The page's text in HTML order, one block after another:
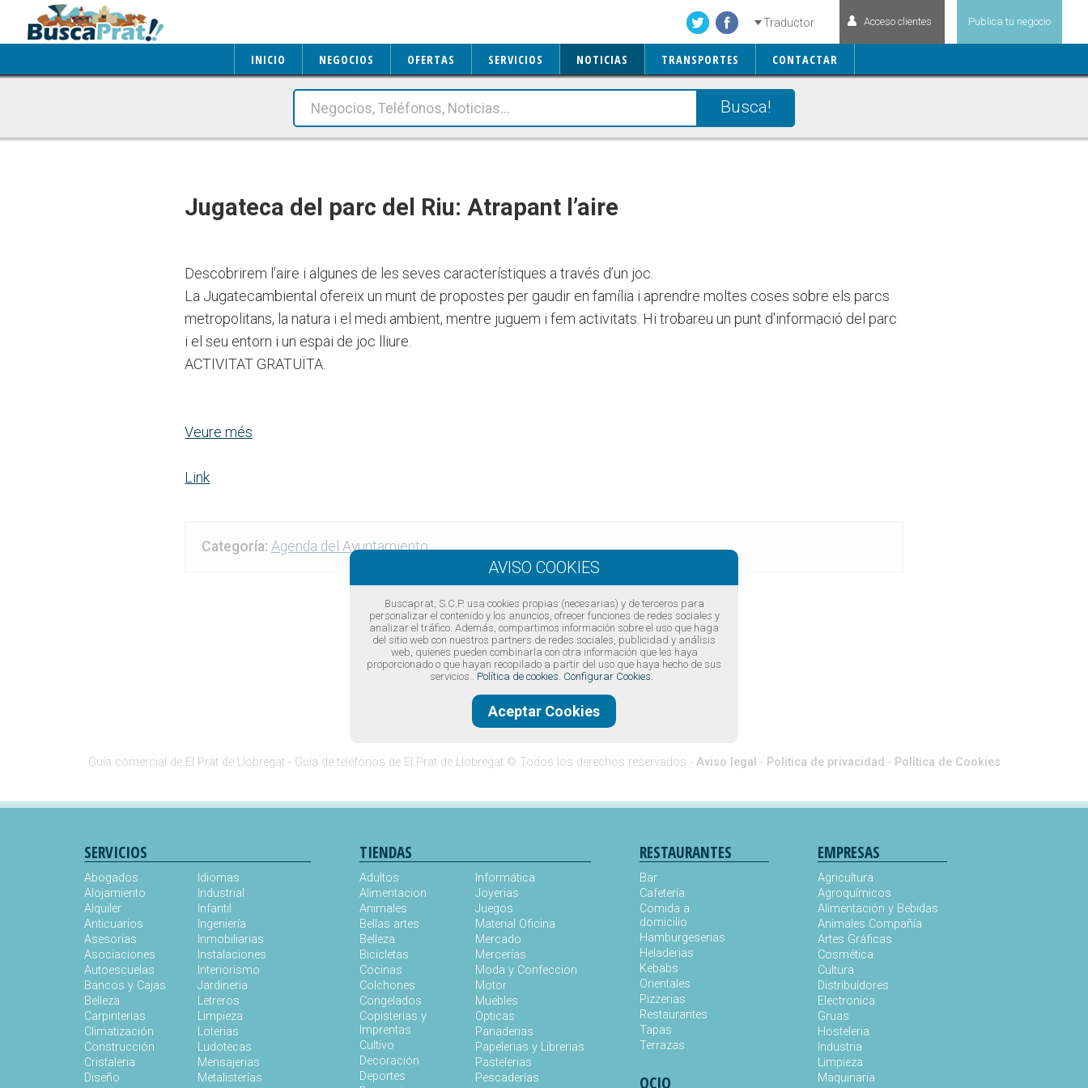
INICIO NEGOCIOS OFERTAS SERVICIOS NOTICIAS TRANSPORTES CONTACTAR
Publica tu negocio
Acceso clientes
Traductor
Busca!
Jugateca del parc del Riu: Atrapant l’aire
Descobrirem l’aire i algunes de les seves característiques a través d’un joc.
La Jugatecambiental ofereix un munt de propostes per gaudir en família i aprendre moltes coses sobre els parcs
metropolitans, la natura i el medi ambient, mentre juguem i fem activitats. Hi trobareu un punt d'informació del parc
i el seu entorn i un espai de joc lliure.
ACTIVITAT GRATUÏTA.
Veure més
Link
Categoría: Agenda del Ayuntamiento
Guía comercial de El Prat de Llobregat - Guía de teléfonos de El Prat de Llobregat© Todos los derechos reservados - Aviso legal - Politica de privacidad - Política de Cookies
SERVICIOS
Abogados
Alojamiento
Alquiler
Anticuarios
Asesorias
Asociaciones
Autoescuelas
Bancos y Cajas
Belleza
Carpinterias
Climatización
Construcción
Cristaleria
Diseño
Idiomas
Industrial
Infantil
Ingeniería
Inmobiliarias
Instalaciones
Interiorismo
Jardineria
Letreros
Limpieza
Loterias
Ludotecas
Mensajerias
Metalisterías
TIENDAS
Adultos
Alimentacion
Animales
Bellas artes
Belleza
Bicicletas
Cocinas
Colchones
Congelados
Copisterias y
Imprentas
Cultivo
Decoración
Deportes
Informática
Joyerias
Juegos
Material Oficina
Mercado
Mercerías
Moda y Confeccion
Motor
Muebles
Opticas
Panaderias
Papelerias y Librerias
Pastelerias
Pescaderías
RESTAURANTES
Bar
Cafetería
Comida a
domicilio
Hamburgeserias
Heladerias
Kebabs
Orientales
Pizzerias
Restaurantes
Tapas
Terrazas
OCIO
EMPRESAS
Agricultura
Agroquímicos
Alimentación y Bebidas
Animales Compañía
Artes Gráficas
Cosmética
Cultura
Distribuidores
Electronica
Gruas
Hosteleria
Industria
Limpieza
Maquinaria
Buscaprat, S.C.P. usa cookies propias (necesarias) y de terceros para
personalizar el contenido y los anuncios, ofrecer funciones de redes sociales y
analizar el tráfico. Además, compartimos información sobre el uso que haga
del sitio web con nuestros partners de redes sociales, publicidad y análisis
web, quienes pueden combinarla con otra información que les haya
proporcionado o que hayan recopilado a partir del uso que haya hecho de sus
servicios.. Política de cookies. Configurar Cookies.
Aceptar Cookies